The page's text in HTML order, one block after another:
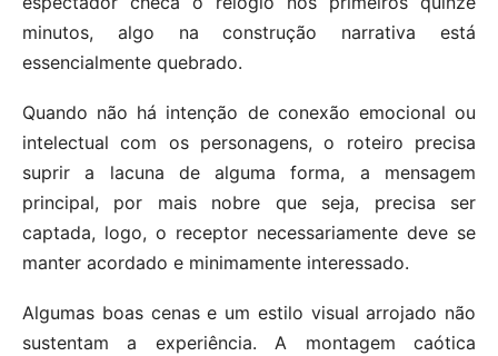
minutos, algo na construção narrativa está
essencialmente quebrado.
Quando não há intenção de conexão emocional ou
intelectual com os personagens, o roteiro precisa
suprir a lacuna de alguma forma, a mensagem
principal, por mais nobre que seja, precisa ser
captada, logo, o receptor necessariamente deve se
manter acordado e minimamente interessado.
Algumas boas cenas e um estilo visual arrojado não
sustentam a experiência. A montagem caótica